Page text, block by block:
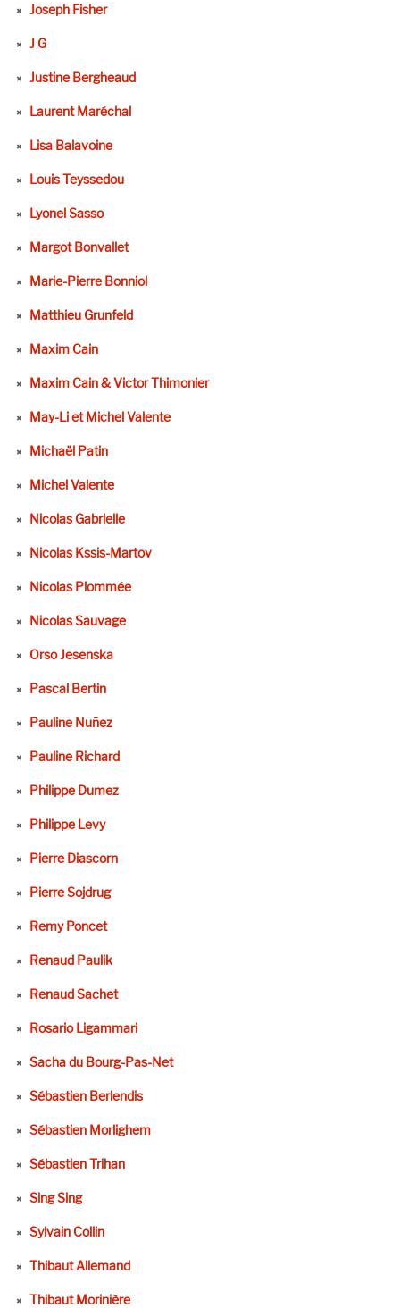
Joseph Fisher
J G
Justine Bergheaud
Laurent Maréchal
Lisa Balavoine
Louis Teyssedou
Lyonel Sasso
Margot Bonvallet
Marie-Pierre Bonniol
Matthieu Grunfeld
Maxim Cain
Maxim Cain & Victor Thimonier
May-Li et Michel Valente
Michaël Patin
Michel Valente
Nicolas Gabrielle
Nicolas Kssis-Martov
Nicolas Plommée
Nicolas Sauvage
Orso Jesenska
Pascal Bertin
Pauline Nuñez
Pauline Richard
Philippe Dumez
Philippe Levy
Pierre Diascorn
Pierre Sojdrug
Remy Poncet
Renaud Paulik
Renaud Sachet
Rosario Ligammari
Sacha du Bourg-Pas-Net
Sébastien Berlendis
Sébastien Morlighem
Sébastien Trihan
Sing Sing
Sylvain Collin
Thibaut Allemand
Thibaut Morinière